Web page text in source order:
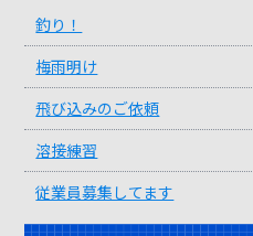
釣り！
梅雨明け
飛び込みのご依頼
溶接練習
従業員募集してます